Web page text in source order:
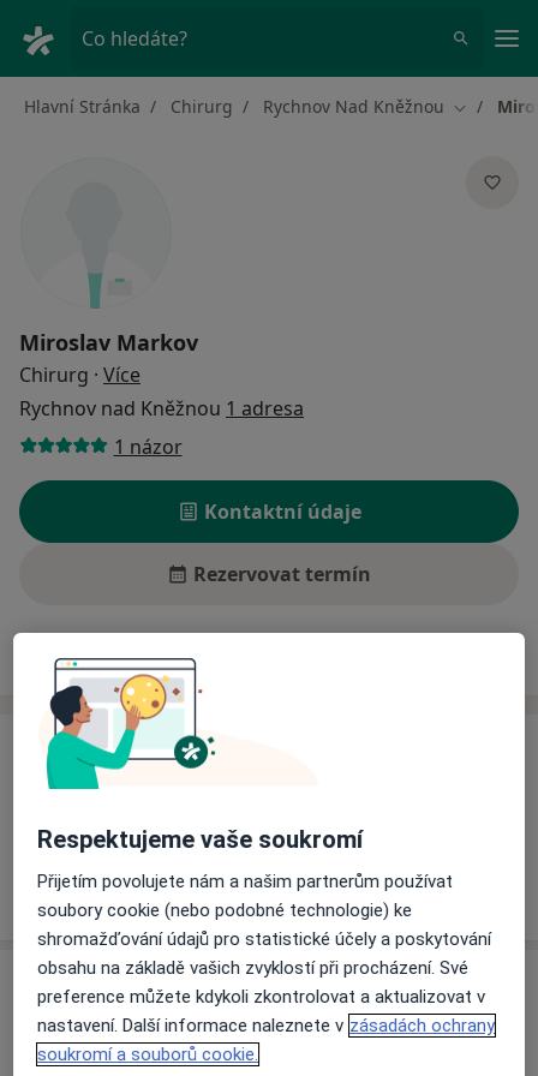
Co hledáte?
Hlavní Stránka Chirurg Rychnov Nad Kněžnou Změna
Miroslav Markov
Chirurg · Více
Rychnov nad Kněžnou 1 adresa
1 názor
Kontaktní údaje
Rezervovat termín
Ceník Adresy
Ceník
Tento specialista ještě nepřidával žádné informace o
Adresa
Oblastní nemocnice Rychnov nad
Respektujeme vaše soukromí
Přijetím povolujete nám a našim partnerům používat
soubory cookie (nebo podobné technologie) ke
shromažďování údajů pro statistické účely a poskytování
obsahu na základě vašich zvyklostí při procházení. Své
preference můžete kdykoli zkontrolovat a aktualizovat v
nastavení. Další informace naleznete v zásadách ochrany
soukromí a souborů cookie.